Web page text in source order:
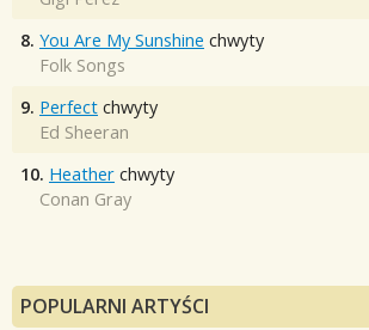
8. You Are My Sunshine chwyty
Folk Songs
9. Perfect chwyty
Ed Sheeran
10. Heather chwyty
Conan Gray
POPULARNI ARTYŚCI